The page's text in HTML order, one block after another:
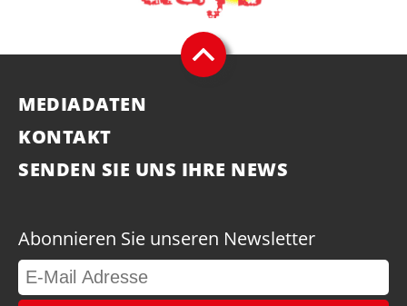
MEDIADATEN
KONTAKT
SENDEN SIE UNS IHRE NEWS
Abonnieren Sie unseren Newsletter